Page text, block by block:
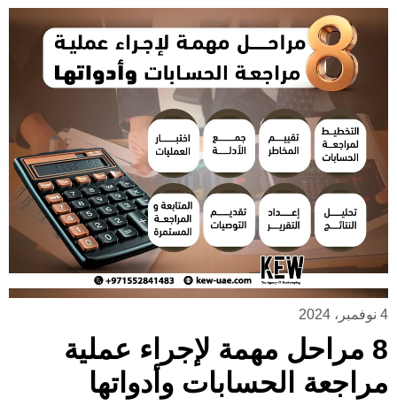
4 نوفمبر، 2024
8 مراحل مهمة لإجراء عملية
مراجعة الحسابات وأدواتها